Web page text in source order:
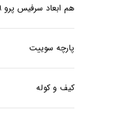
هم ابعاد سرفیس پرو ۹ تا ۱۱
پارچه سوییت
کیف و کوله